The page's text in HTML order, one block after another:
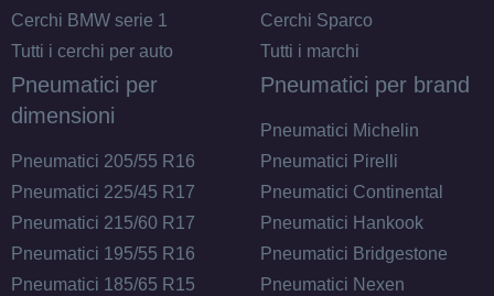
Cerchi BMW serie 1
Tutti i cerchi per auto
Cerchi Sparco
Tutti i marchi
Pneumatici per
dimensioni
Pneumatici 205/55 R16
Pneumatici 225/45 R17
Pneumatici 215/60 R17
Pneumatici 195/55 R16
Pneumatici 185/65 R15
Pneumatici per brand
Pneumatici Michelin
Pneumatici Pirelli
Pneumatici Continental
Pneumatici Hankook
Pneumatici Bridgestone
Pneumatici Nexen